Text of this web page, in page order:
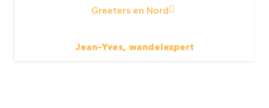
Greeters en Nord
Jean-Yves, wandelexpert